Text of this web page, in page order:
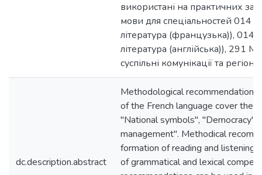
використані на практичних
мови для спеціальностей 014
література (французька)), 014
література (англійська)), 291
суспільні комунікації та
dc.description.abstract
Methodological
of the French language cover the
"National symbols", "Democracy",
management". Methodical
formation of reading and listening
of grammatical and lexical